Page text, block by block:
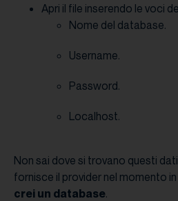
Apri il file inserendo le voci
Nome del database.
Username.
Password.
Localhost.
Non sai dove si trovano questi
fornisce il provider nel momento
crei un database.